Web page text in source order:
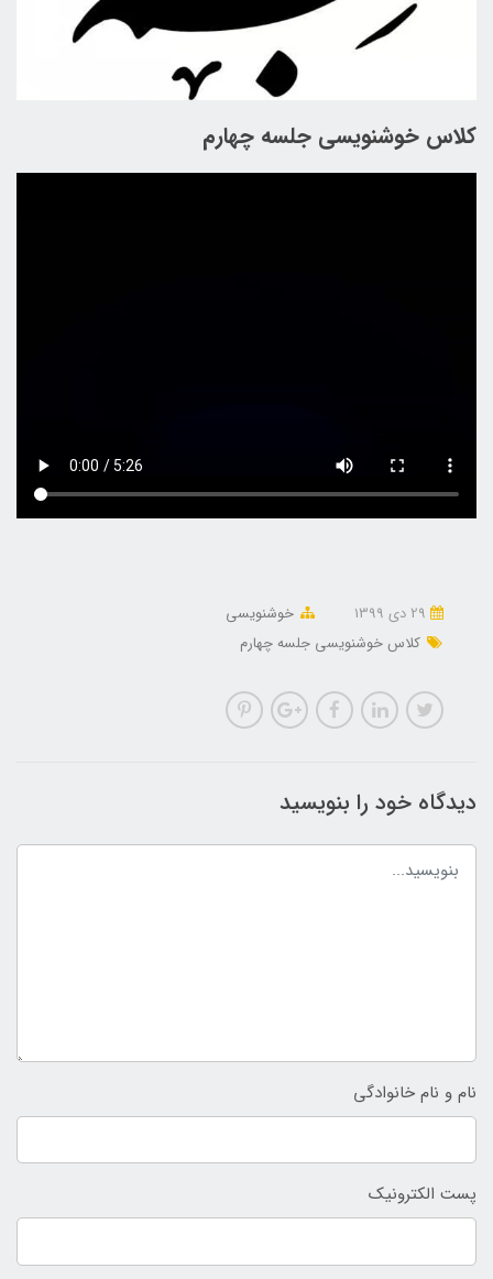
کلاس خوشنویسی جلسه چهارم
خوشنویسی
کلاس خوشنویسی جلسه چهارم
دیدگاه خود را بنویسید
نام و نام خانوادگی
پست الکترونیک